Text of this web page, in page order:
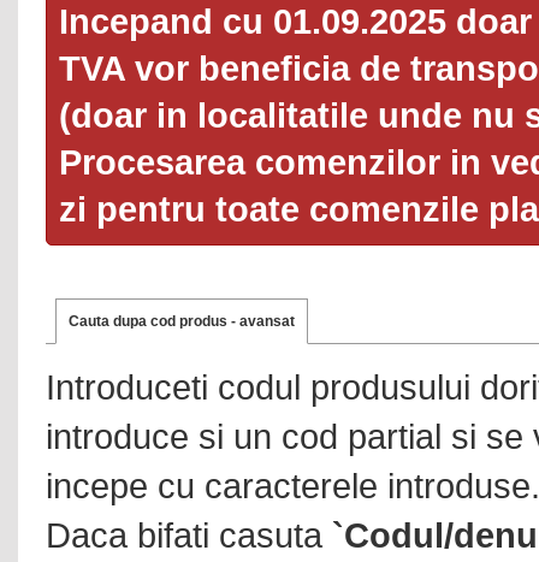
Incepand cu 01.09.2025
TVA vor beneficia de
(doar in localitatile unde nu
Procesarea comenzilor in
zi pentru toate comenzile
Cauta dupa cod produs - avansat
Introduceti codul produsului
introduce si un cod partial si
incepe cu caracterele introduse.
Daca bifati casuta `Codul/